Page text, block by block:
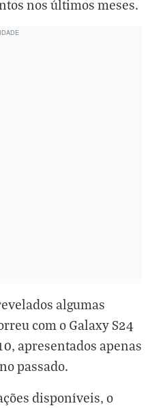
nos últimos meses.
algumas
com o Galaxy S24
apresentados apenas
passado.
disponíveis, o